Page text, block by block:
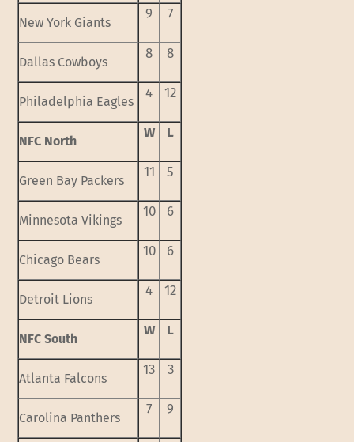
New York Giants
9 7
Dallas Cowboys
8 8
Philadelphia Eagles
4 12
NFC North
W L
Green Bay Packers
11 5
Minnesota Vikings
10 6
Chicago Bears
10 6
Detroit Lions
4 12
NFC South
W L
Atlanta Falcons
13 3
Carolina Panthers
7 9